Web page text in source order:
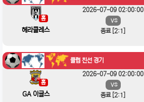
홈
헤라클레스
2026-07-09 02:00:00
VS
종료 [2:1]
클럽 친선 경기
홈
GA 이글스
2026-07-09 02:00:00
VS
종료 [2:1]